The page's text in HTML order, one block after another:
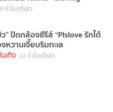
8 ชั่วโมงที่แล้ว
” ปิดกล้องซีรีส์ “Plslove รักได้
หวานเจี๊ยบริมทะเล
เทิง 22 ชั่วโมงที่แล้ว